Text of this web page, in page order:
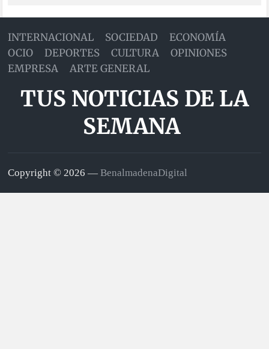
INTERNACIONAL SOCIEDAD
ECONOMÍA
OCIO
DEPORTES CULTURA
OPINIONES
EMPRESA
ARTE GENERAL
TUS NOTICIAS DE LA
SEMANA
Copyright © 2026 —BenalmadenaDigital